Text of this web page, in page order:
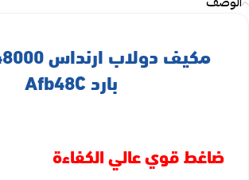
بارد Afb48C
ضاغط قوي عالي الكفاءة